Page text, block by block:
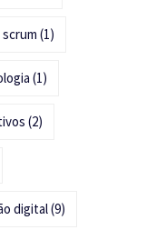
scrum (1)
(1)
(2)
digital(9)